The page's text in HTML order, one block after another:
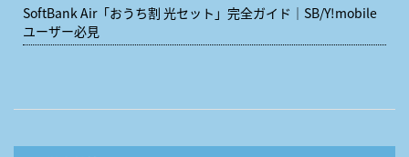
SoftBank Air「おうち割 光セット」完全ガイド｜SB/Y!mobile
ユーザー必見